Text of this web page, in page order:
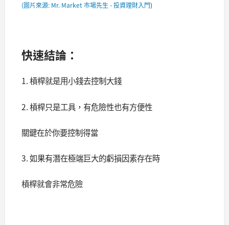
(圖片來源: Mr. Market 市場先生 - 投資理財入門)
快速結論：
1. 槓桿就是用小錢去控制大錢
2. 槓桿只是工具，有危險性也有方便性
關鍵在於你要控制得當
3. 如果有潛在極端巨大的虧損因素存在時
槓桿就會非常危險